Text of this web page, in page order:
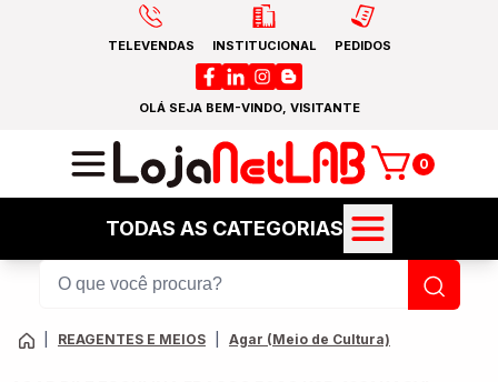
TELEVENDAS INSTITUCIONAL PEDIDOS
OLÁ SEJA BEM-VINDO, VISITANTE
0
TODAS AS CATEGORIAS
REAGENTES E MEIOS Agar (Meio de Cultura)